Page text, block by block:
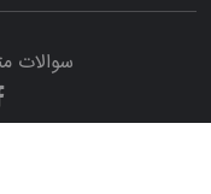
سوالات